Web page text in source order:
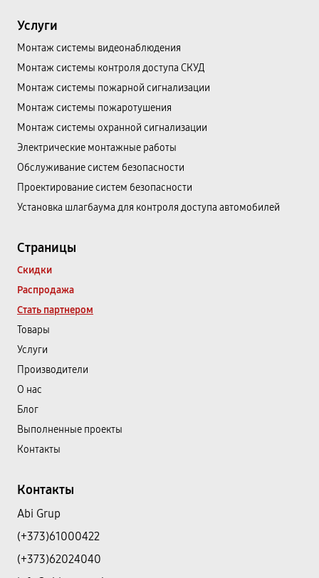
Услуги
Монтаж системы видеонаблюдения
Монтаж системы контроля доступа СКУД
Монтаж системы пожарной сигнализации
Монтаж системы пожаротушения
Монтаж системы охранной сигнализации
Электрические монтажные работы
Обслуживание систем безопасности
Проектирование систем безопасности
Установка шлагбаума для контроля доступа автомобилей
Страницы
Скидки
Распродажа
Стать партнером
Товары
Услуги
Производители
О нас
Блог
Выполненные проекты
Контакты
Контакты
Abi Grup
(+373)61000422
(+373)62024040